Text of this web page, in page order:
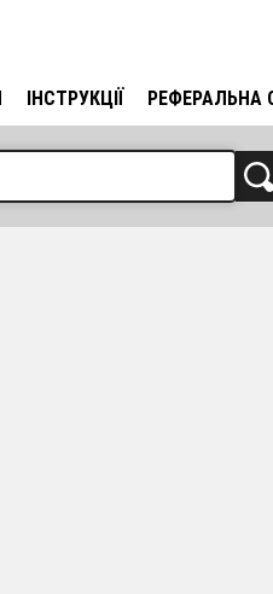
ІНСТРУКЦІЇ РЕФЕРАЛЬНА